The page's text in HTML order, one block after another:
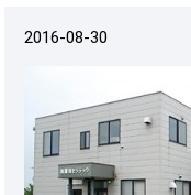
2016-08-30